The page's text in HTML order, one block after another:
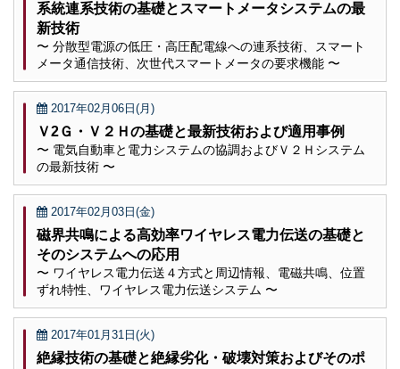
系統連系技術の基礎とスマートメータシステムの最
新技術
〜 分散型電源の低圧・高圧配電線への連系技術、スマート
メータ通信技術、次世代スマートメータの要求機能 〜
2017年02月06日(月)
Ｖ2Ｇ・Ｖ２Ｈの基礎と最新技術および適用事例
〜 電気自動車と電力システムの協調およびＶ２Ｈシステム
の最新技術 〜
2017年02月03日(金)
磁界共鳴による高効率ワイヤレス電力伝送の基礎と
そのシステムへの応用
〜 ワイヤレス電力伝送４方式と周辺情報、電磁共鳴、位置
ずれ特性、ワイヤレス電力伝送システム 〜
2017年01月31日(火)
絶縁技術の基礎と絶縁劣化・破壊対策およびそのポ